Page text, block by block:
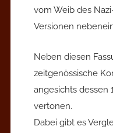
vom Weib des
Versionen
Neben diesen
zeitgenössische
angesichts dessen
vertonen.
Dabei gibt es